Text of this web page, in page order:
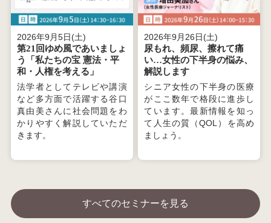
2026年9月5日(土)
第21回ゆめ風であいましょ
う「私たちの宝 憲法・平
和・人権を考える」
法学者としてテレビや講演
など多方面で活躍する谷口
真由美さんに社会問題をわ
かりやすく解説していただ
きます。
2026年9月26日(土)
尿もれ、頻尿、擦れて痛
い…女性の下半身の悩み、
解説します
シニア女性の下半身の医療
がここ数年で格段に進歩し
ています。最新情報を知っ
て人生の質（QOL）を高め
ましょう。
すべてのセミナーを見る